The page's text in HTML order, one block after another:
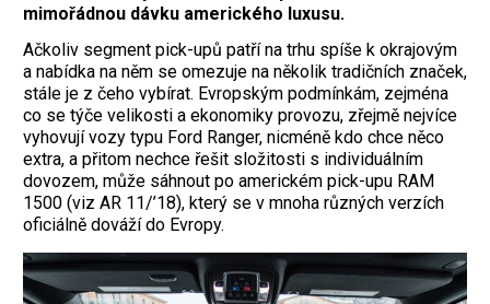
mimořádnou dávku amerického luxusu.
Ačkoliv segment pick-upů patří na trhu spíše k okrajovým
a nabídka na něm se omezuje na několik tradičních značek,
stále je z čeho vybírat. Evropským podmínkám, zejména
co se týče velikosti a ekonomiky provozu, zřejmě nejvíce
vyhovují vozy typu Ford Ranger, nicméně kdo chce něco
extra, a přitom nechce řešit složitosti s individuálním
dovozem, může sáhnout po americkém pick-upu RAM
1500 (viz AR 11/’18), který se v mnoha různých verzích
oficiálně dováží do Evropy.